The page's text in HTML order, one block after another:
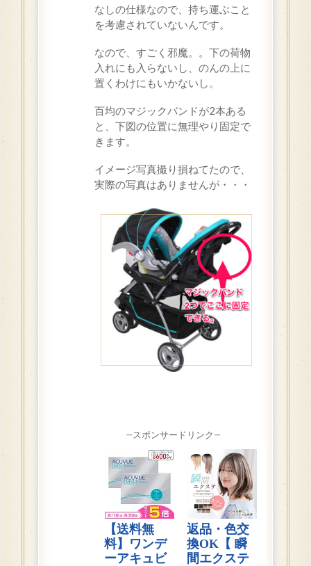
なしの仕様なので、持ち運ぶこと
を考慮されていないんです。
なので、すごく邪魔。。下の荷物
入れにも入らないし、のんの上に
置くわけにもいかないし。
百均のマジックバンドが2本ある
と、下図の位置に無理やり固定で
きます。
イメージ写真撮り損ねてたので、
実際の写真はありませんが・・・
—スポンサードリンク—